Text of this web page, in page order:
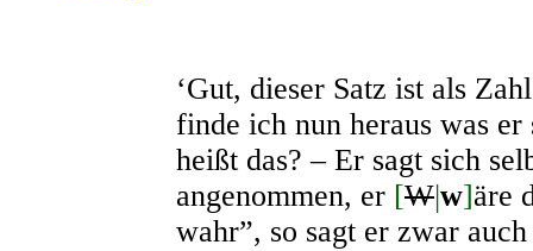
‘Gut, dieser Satz ist als
finde ich nun heraus was er
heißt das? – Er sagt sich
angenommen, er [W|w]äre
wahr”, so sagt er zwar